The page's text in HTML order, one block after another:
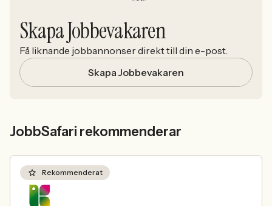
Skapa Jobbevakaren
Få liknande jobbannonser direkt till din e-post.
Skapa Jobbevakaren
JobbSafari rekommenderar
Rekommenderat